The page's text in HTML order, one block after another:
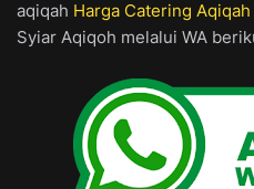
aqiqah Harga Catering Aqiqah
Syiar Aqiqoh melalui WA